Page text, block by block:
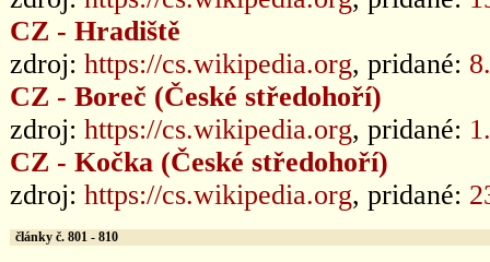
CZ - Hradiště
zdroj: https://cs.wikipedia.org, pridané:
CZ - Boreč (České středohoří)
zdroj: https://cs.wikipedia.org, pridané:
CZ - Kočka (České středohoří)
zdroj: https://cs.wikipedia.org, pridané:
články č. 801 - 810